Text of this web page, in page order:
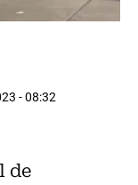
- 08:32
de